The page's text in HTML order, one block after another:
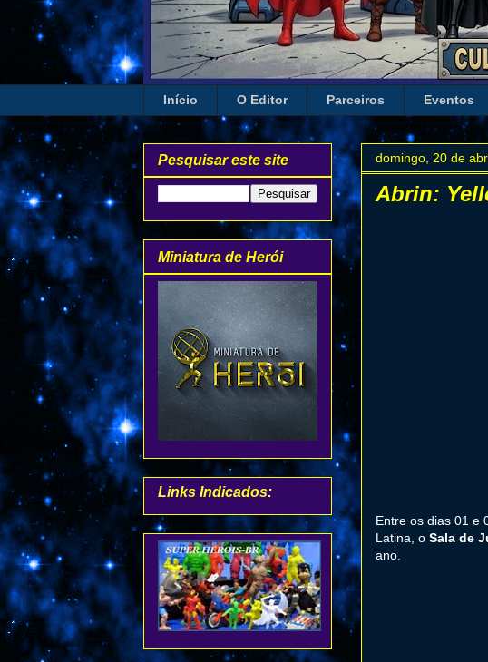
Início O Editor Parceiros Eventos
domingo, 20 de
Abrin:
Entre os dias 01 e
Latina, o Sala de
ano.
Pesquisar este site
Miniatura de Herói
Links Indicados: